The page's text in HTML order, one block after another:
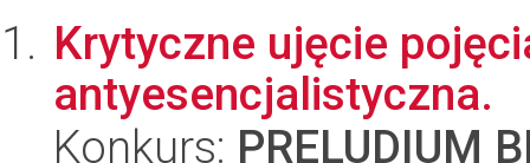
Krytyczne ujęcie
antyesencjalistyczna.
Konkurs: PRELUDIUM